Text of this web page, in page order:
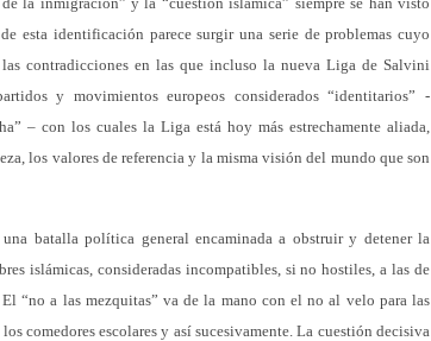
esta identificación parece surgir una serie de problemas cuyo
contradicciones en las que incluso la nueva Liga de Salvini
y movimientos europeos considerados “identitarios” -
– con los cuales la Liga está hoy más estrechamente aliada,
los valores de referencia y la misma visión del mundo que son
batalla política general encaminada a obstruir y detener la
islámicas, consideradas incompatibles, si no hostiles, a las de
“no a las mezquitas” va de la mano con el no al velo para las
comedores escolares y así sucesivamente. La cuestión decisiva